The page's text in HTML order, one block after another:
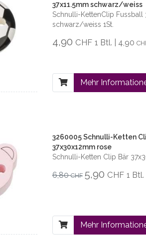
37x11.5mm schwarz/weiss
Schnulli-KettenClip Fussball
schwarz/weiss 1St.
4,90 CHF 1 Btl. | 4,90
Mehr
3260005 Schnulli-Ketten
37x30x12mm rose
Schnulli-Ketten Clip Bär
6,80CHF 5,90 CHF 1 Btl.
Mehr